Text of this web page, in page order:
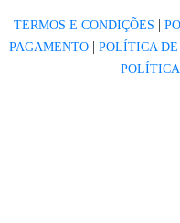
TERMOS E CONDIÇÕES |
PAGAMENTO| POLÍTICA